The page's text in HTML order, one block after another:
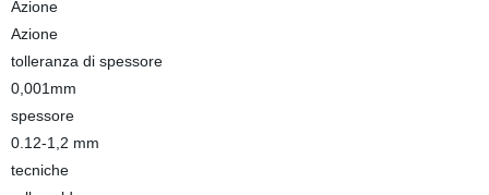
Azione
Azione
tolleranza di spessore
0,001mm
spessore
0.12-1,2 mm
tecniche